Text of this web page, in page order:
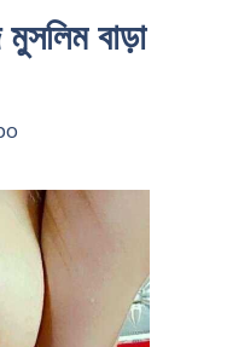
বাড়া